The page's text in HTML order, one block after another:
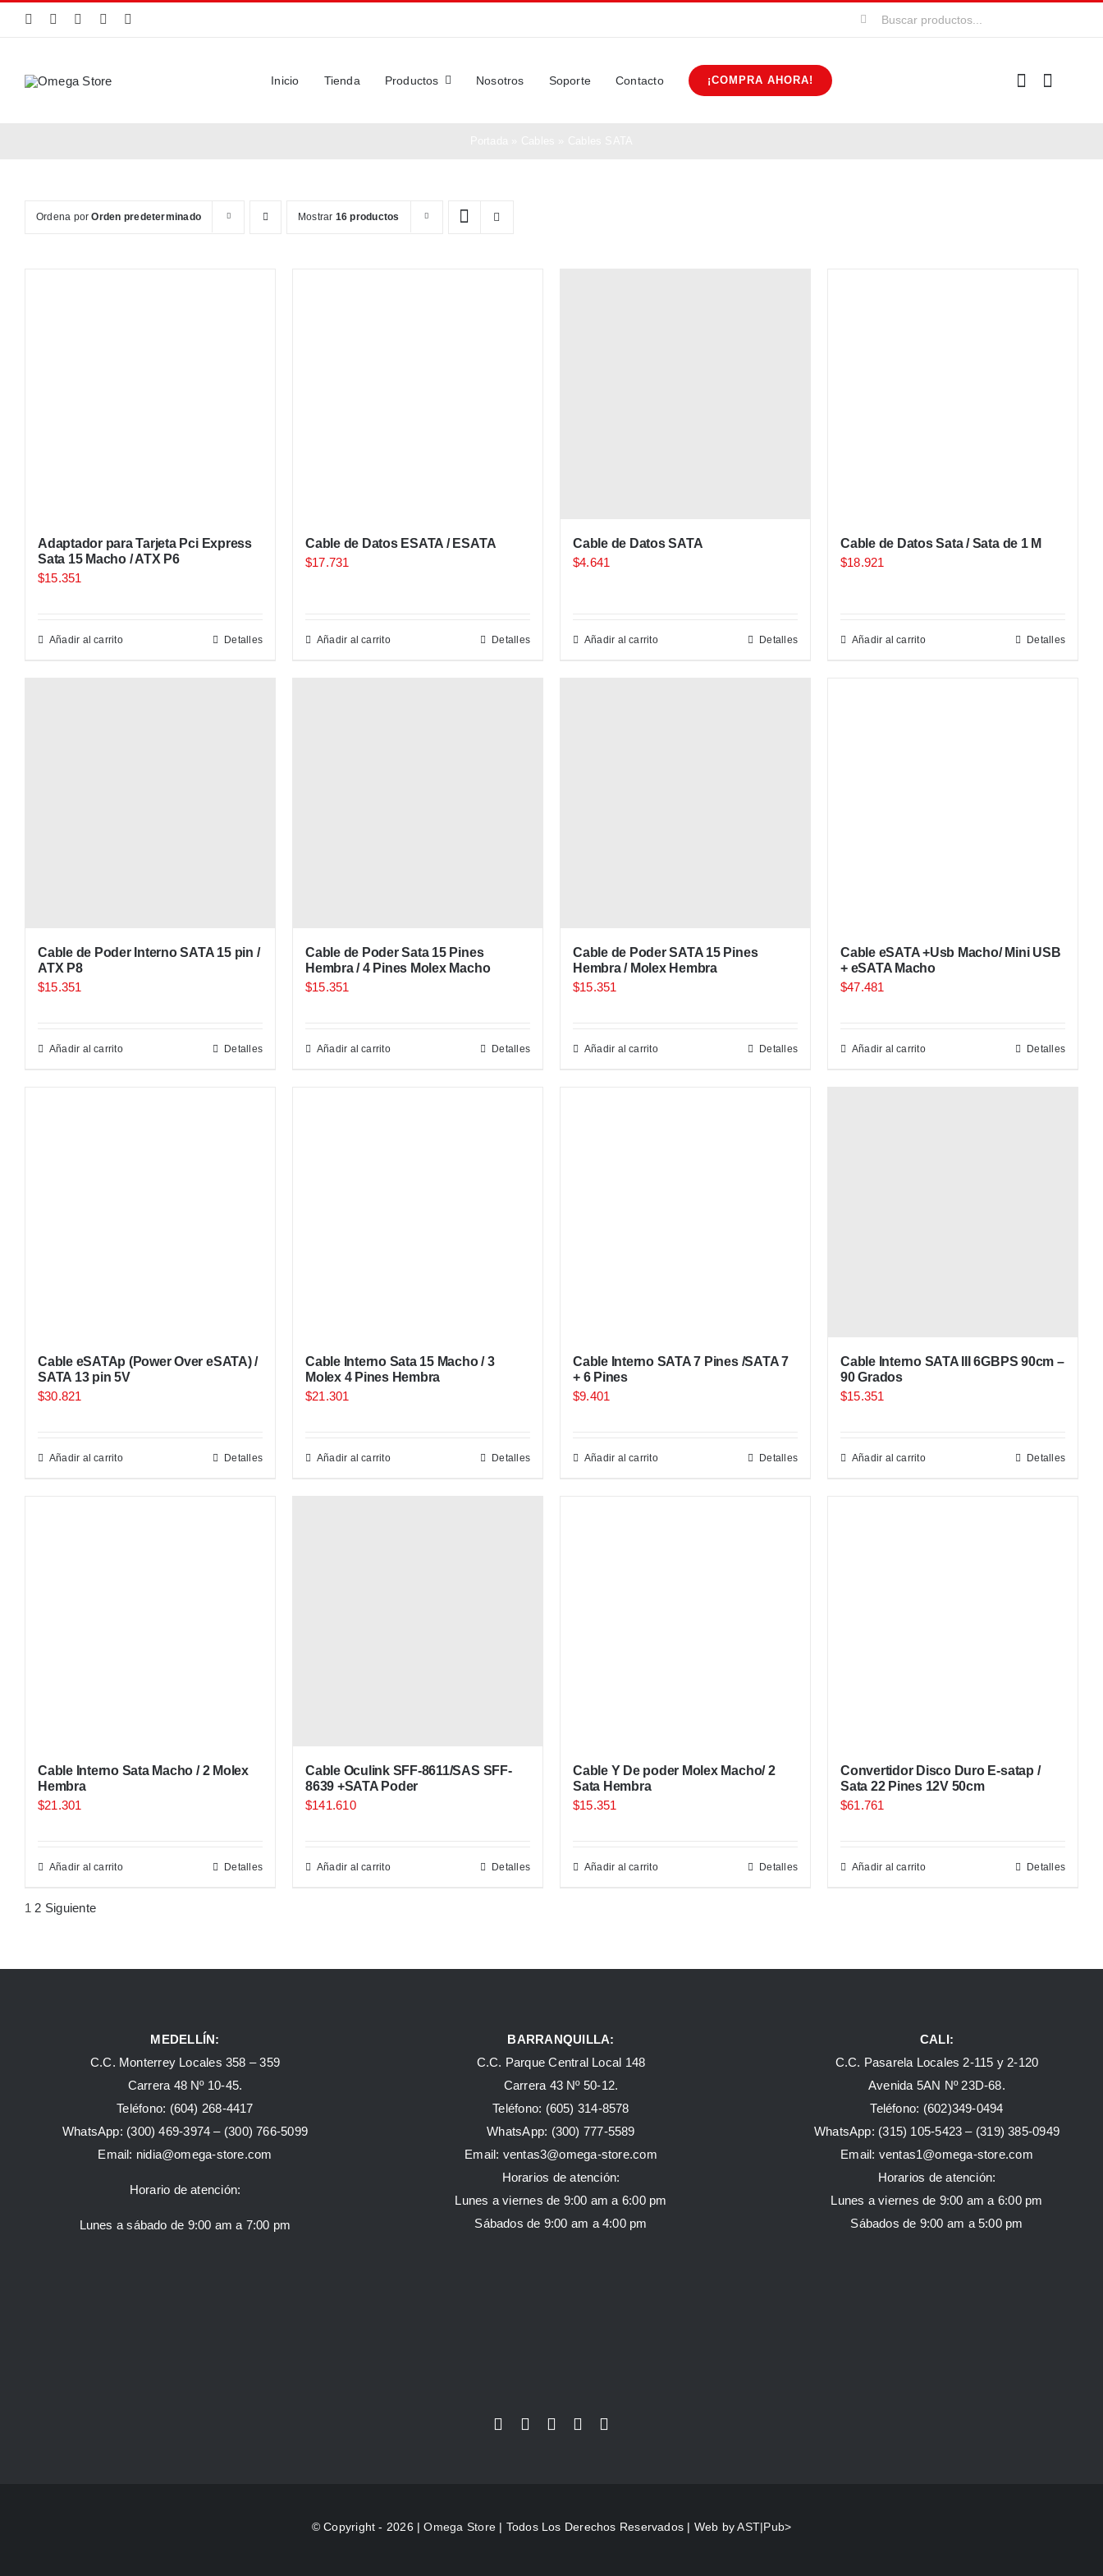
Buscar:
Inicio Tienda Productos Nosotros Soporte Contacto ¡COMPRA AHORA!
Ordena porOrden predeterminado Mostrar 16 productos
Adaptador para Tarjeta Pci Express
Sata 15 Macho / ATX P6
$15.351
Añadir al carrito Detalles
Cable de Datos ESATA / ESATA
$17.731
Añadir al carrito Detalles
Cable de Datos SATA
$4.641
Añadir al carrito Detalles
Cable de Datos Sata / Sata de 1 M
$18.921
Añadir al carrito Detalles
Cable de Poder Interno SATA 15 pin /
ATX P8
$15.351
Añadir al carrito Detalles
Cable de Poder Sata 15 Pines
Hembra / 4 Pines Molex Macho
$15.351
Añadir al carrito Detalles
Cable de Poder SATA 15 Pines
Hembra / Molex Hembra
$15.351
Añadir al carrito Detalles
Cable eSATA +Usb Macho/ Mini USB
+ eSATA Macho
$47.481
Añadir al carrito Detalles
Cable eSATAp (Power Over eSATA) /
SATA 13 pin 5V
$30.821
Añadir al carrito Detalles
Cable Interno Sata 15 Macho / 3
Molex 4 Pines Hembra
$21.301
Añadir al carrito Detalles
Cable Interno SATA 7 Pines /SATA 7
+ 6 Pines
$9.401
Añadir al carrito Detalles
Cable Interno SATA III 6GBPS 90cm –
90 Grados
$15.351
Añadir al carrito Detalles
Cable Interno Sata Macho / 2 Molex
Hembra
$21.301
Añadir al carrito Detalles
Cable Oculink SFF-8611/SAS SFF-
8639 +SATA Poder
$141.610
Añadir al carrito Detalles
Cable Y De poder Molex Macho/ 2
Sata Hembra
$15.351
Añadir al carrito Detalles
Convertidor Disco Duro E-satap /
Sata 22 Pines 12V 50cm
$61.761
Añadir al carrito Detalles
1 2 Siguiente
MEDELLÍN:
C.C. Monterrey Locales 358 – 359
Carrera 48 Nº 10-45.
Teléfono: (604) 268-4417
WhatsApp: (300) 469-3974 – (300) 766-5099
Email: nidia@omega-store.com
Horario de atención:
Lunes a sábado de 9:00 am a 7:00 pm
BARRANQUILLA:
C.C. Parque Central Local 148
Carrera 43 Nº 50-12.
Teléfono: (605) 314-8578
WhatsApp: (300) 777-5589
Email: ventas3@omega-store.com
Horarios de atención:
Lunes a viernes de 9:00 am a 6:00 pm
Sábados de 9:00 am a 4:00 pm
CALI:
C.C. Pasarela Locales 2-115 y 2-120
Avenida 5AN Nº 23D-68.
Teléfono: (602)349-0494
WhatsApp: (315) 105-5423 – (319) 385-0949
Email: ventas1@omega-store.com
Horarios de atención:
Lunes a viernes de 9:00 am a 6:00 pm
Sábados de 9:00 am a 5:00 pm
© Copyright - 2026 |Omega Store| Todos Los Derechos Reservados | Web byAST|Pub>